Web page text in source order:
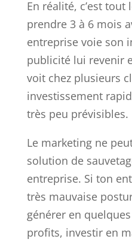
En réalité, c’est
prendre 3 à 6 mois
entreprise voie son
publicité lui revenir
voit chez plusieurs
investissement
très peu prévisibles.
Le marketing ne
solution de
entreprise. Si ton
très mauvaise
générer en
profits, investir en